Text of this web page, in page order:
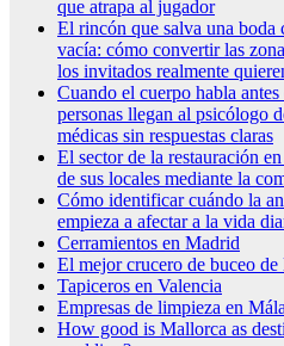
que atrapa al jugador
El rincón que salva una boda
vacía: cómo convertir las
los invitados realmente
Cuando el cuerpo habla
personas llegan al psicólogo
médicas sin respuestas claras
El sector de la restauración
de sus locales mediante la
Cómo identificar cuándo la
empieza a afectar a la vida
Cerramientos en Madrid
El mejor crucero de buceo de
Tapiceros en Valencia
Empresas de limpieza en
How good is Mallorca as